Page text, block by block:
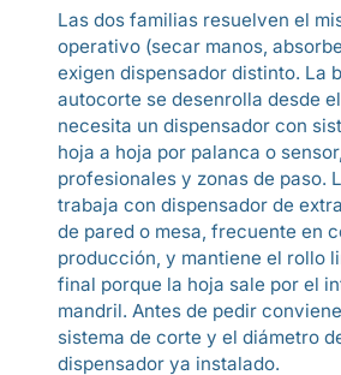
Las dos familias resuelven el
operativo (secar manos,
exigen dispensador distinto. La
autocorte se desenrolla desde
necesita un dispensador con
hoja a hoja por palanca o
profesionales y zonas de paso.
trabaja con dispensador de
de pared o mesa, frecuente en
producción, y mantiene el rollo
final porque la hoja sale por el
mandril. Antes de pedir
sistema de corte y el diámetro
dispensador ya instalado.